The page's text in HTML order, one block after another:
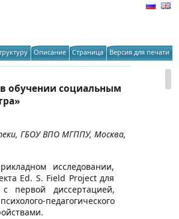
Описание Страница Версия для печати
обучении социальным
ГБОУ ВПО МГППУ, Москва,
исследовании,
Ed. S. Field Project для
первой диссертацией,
педагогического